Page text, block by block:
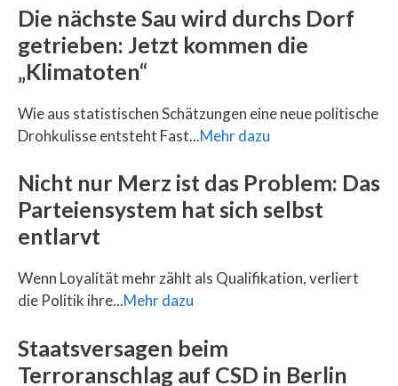
Die nächste Sau wird durchs Dorf
getrieben: Jetzt kommen die
„Klimatoten“
Wie aus statistischen Schätzungen eine neue politische
Drohkulisse entsteht Fast...Mehr dazu
Nicht nur Merz ist das Problem: Das
Parteiensystem hat sich selbst
entlarvt
Wenn Loyalität mehr zählt als Qualifikation, verliert
die Politik ihre...Mehr dazu
Staatsversagen beim
Terroranschlag auf CSD in Berlin